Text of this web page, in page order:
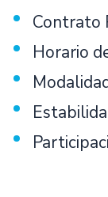
Contrato
Horario